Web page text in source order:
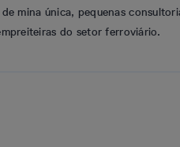
de mina única, pequenas
do setor ferroviário.